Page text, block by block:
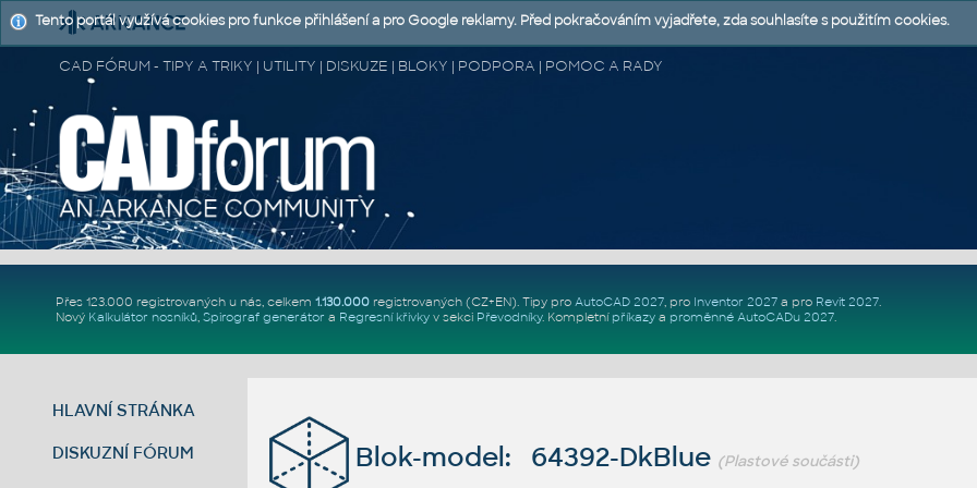
CAD FÓRUM - TIPY A TRIKY | UTILITY | DISKUZE | BLOKY | PODPORA | POMOC A RADY
Přes 123.000 registrovaných u nás, celkem 1.130.000registrovaných (CZ+EN). Tipy pro AutoCAD 2027, pro Inventor 2027a pro Revit 2027.
Nový Kalkulátor nosníků, Spirograf generátor a Regresní křivkyv sekci Převodníky. Kompletní příkazya proměnné AutoCADu 2027.
HLAVNÍ STRÁNKA
DISKUZNÍ FÓRUM Blok-model: 64392-DkBlue (Plastové součásti)
Tento portál využívá cookies pro funkce přihlášení a pro Google reklamy. Před pokračováním vyjadřete, zda souhlasíte s použitím cookies.